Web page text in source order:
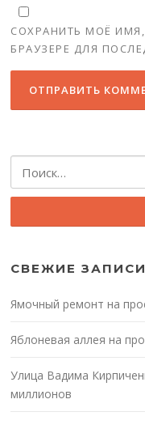
СОХРАНИТЬ МОЁ ИМЯ,
БРАУЗЕРЕ ДЛЯ
СВЕЖИЕ ЗАПИСИ
Ямочный ремонт на
Яблоневая аллея на
Улица Вадима
миллионов